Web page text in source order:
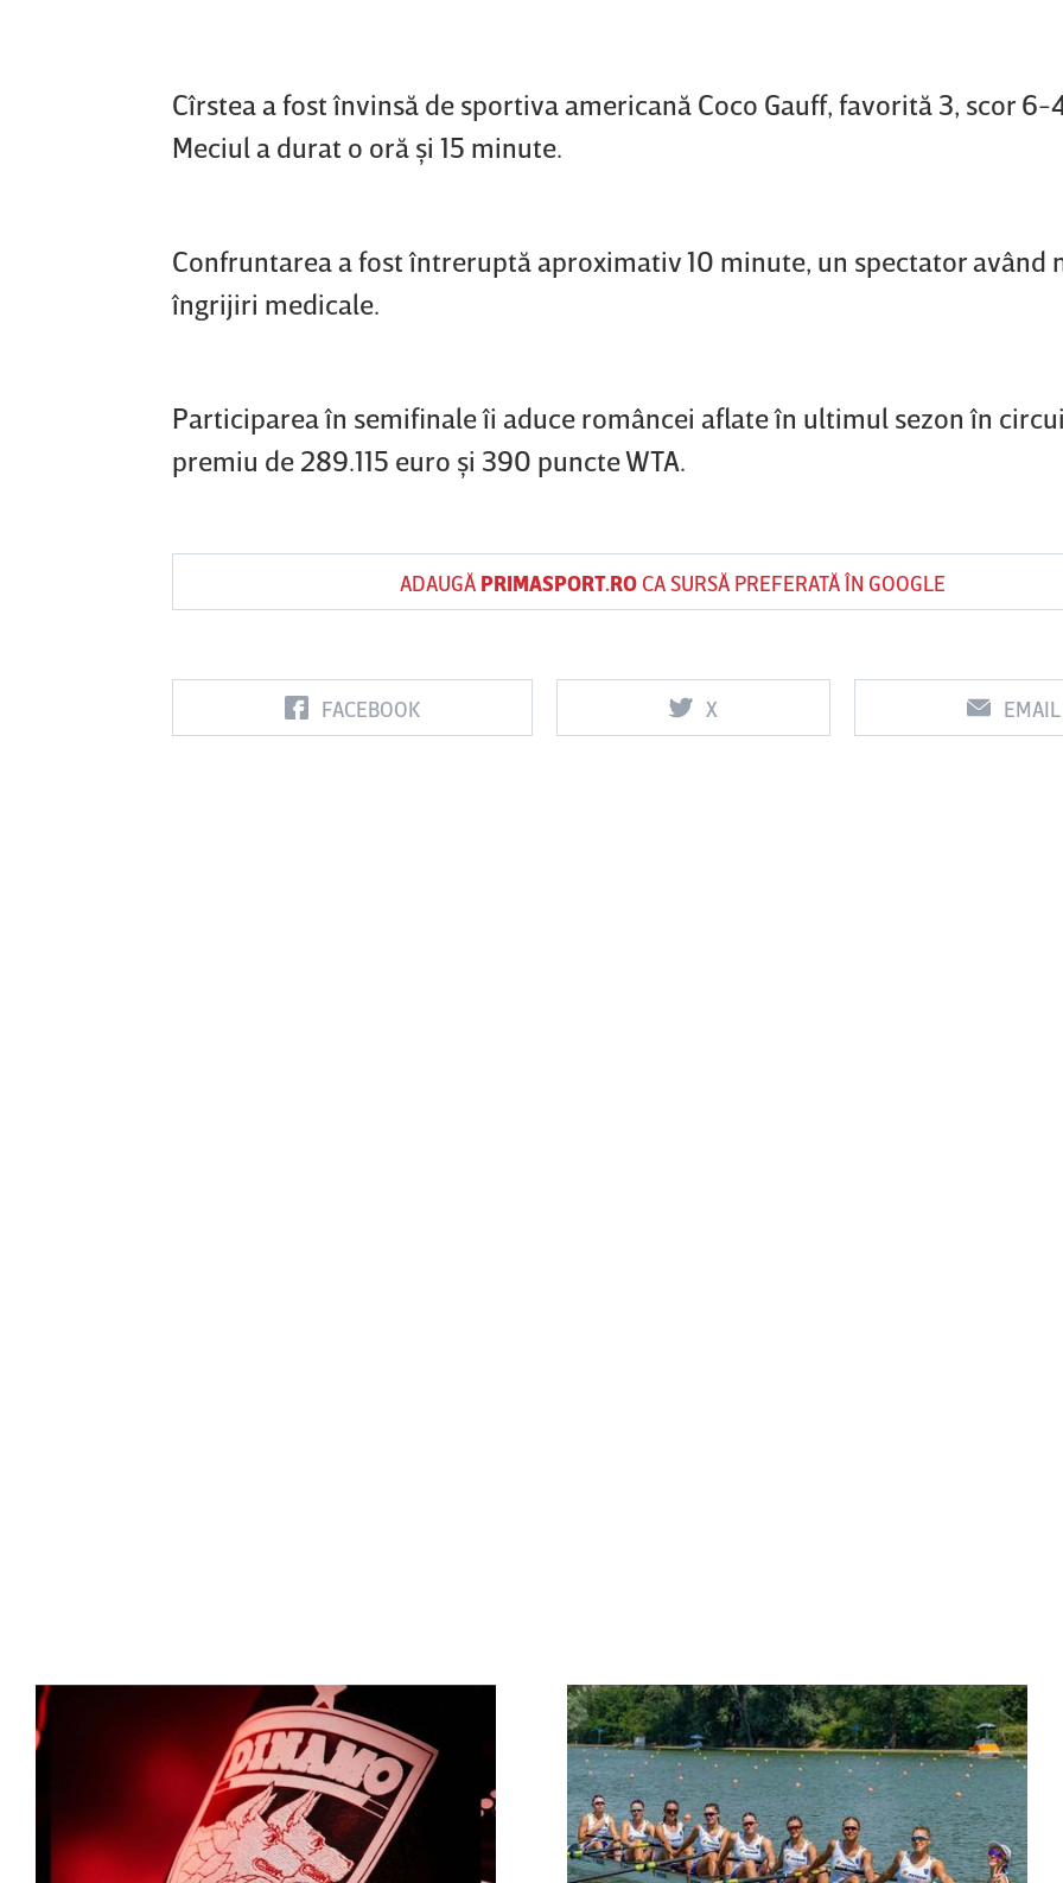
Cîrstea a fost învinsă de sportiva americană Coco Gauff, favorită 3, scor 6-
Meciul a durat o oră şi 15 minute.
Confruntarea a fost întreruptă aproximativ 10 minute, un spectator având
îngrijiri medicale.
Participarea în semifinale îi aduce româncei aflate în ultimul sezon în
premiu de 289.115 euro şi 390 puncte WTA.
ADAUGĂ PRIMASPORT.ROCA SURSĂ PREFERATĂ ÎN GOOGLE
FACEBOOK X EMAIL